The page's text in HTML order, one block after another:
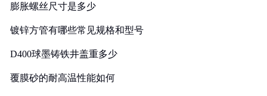
膨胀螺丝尺寸是多少
镀锌方管有哪些常见规格和型号
D400球墨铸铁井盖重多少
覆膜砂的耐高温性能如何